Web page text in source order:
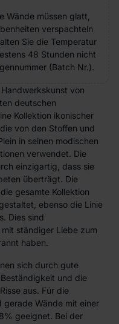
Wände müssen glatt,
verspachteln
Sie die Temperatur
48 Stunden nicht
(Batch Nr.).
von
deutschen
Kollektion ikonischer
von den Stoffen und
in seinen modischen
verwendet. Die
einzigartig, dass sie
überträgt. Die
gesamte Kollektion
ebenso die Linie
Dies sind
ständiger Liebe zum
haben.
sich durch gute
und die
aus. Für die
gerade Wände mit einer
geeignet. Bei der